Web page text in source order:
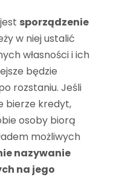
sporządzenie
w niej ustalić
własności i ich
będzie
rozstaniu. Jeśli
bierze kredyt,
osoby biorą
możliwych
nazywanie
na jego